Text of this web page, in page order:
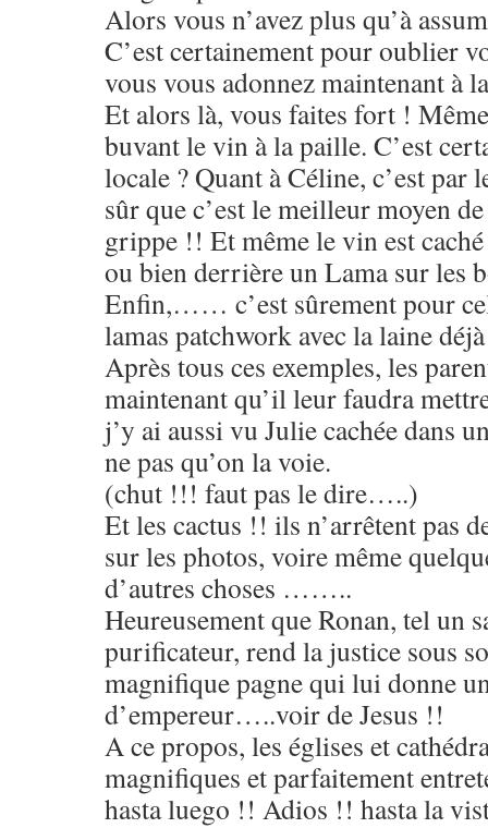
Alors vous n’avez plus qu’à
C’est certainement pour oublier
vous vous adonnez maintenant à
Et alors là, vous faites fort !
buvant le vin à la paille. C’est
locale ? Quant à Céline, c’est par
sûr que c’est le meilleur moyen
grippe !! Et même le vin est
ou bien derrière un Lama sur les
Enfin,…… c’est sûrement pour
lamas patchwork avec la laine
Après tous ces exemples, les
maintenant qu’il leur faudra
j’y ai aussi vu Julie cachée dans
ne pas qu’on la voie.
(chut !!! faut pas le dire…..)
Et les cactus !! ils n’arrêtent pas
sur les photos, voire même
d’autres choses ……..
Heureusement que Ronan, tel un
purificateur, rend la justice sous
magnifique pagne qui lui donne
d’empereur…..voir de Jesus !!
A ce propos, les églises et
magnifiques et parfaitement
hasta luego !! Adios !! hasta la